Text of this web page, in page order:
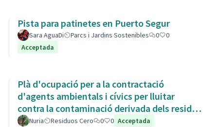
Pista para patinetes en Puerto Segur
Sara AguaDi Parcs i Jardins Sostenibles 0
0
Acceptada
Plà d'ocupació per a la contractació
d'agents ambientals i cívics per lluitar
contra la contaminació derivada dels residus
de la Còvid-19
Nuria Residuos Cero 0 0 Acceptada